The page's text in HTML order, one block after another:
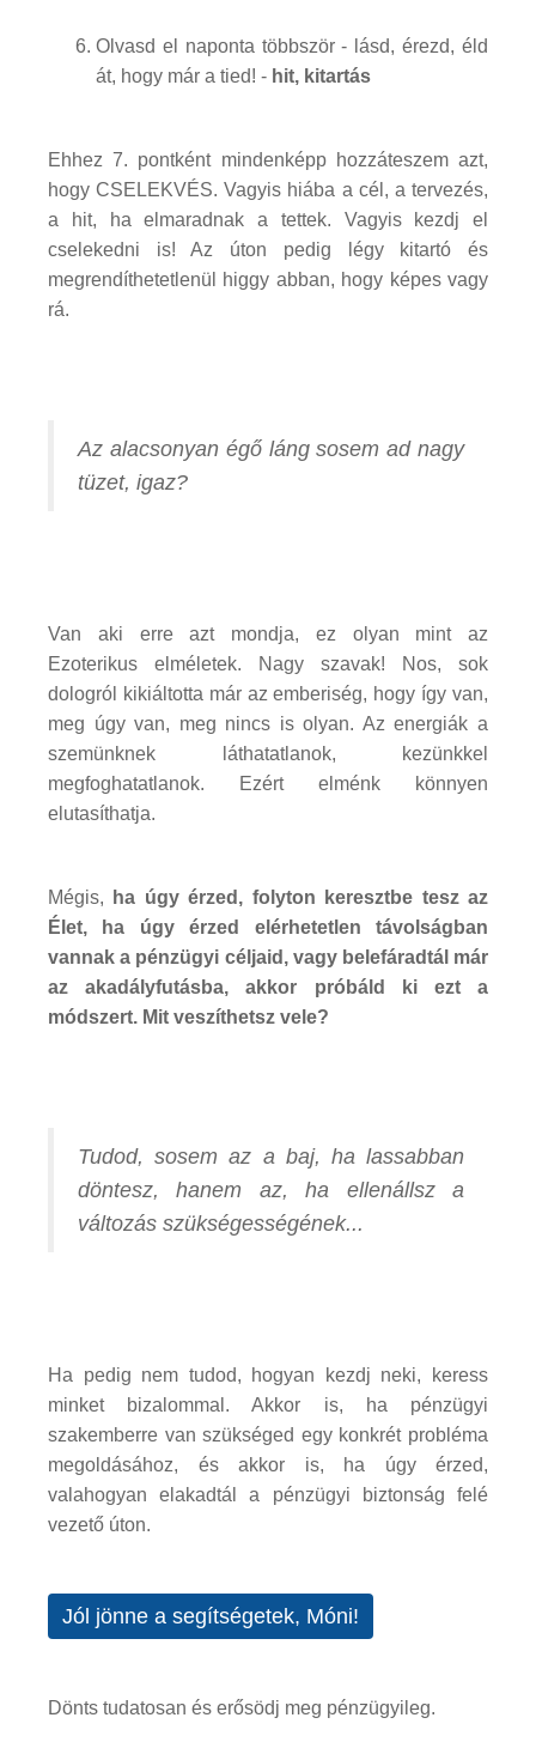
Olvasd el naponta többször - lásd, érezd, éld
át, hogy már a tied! - hit, kitartás
Ehhez 7. pontként mindenképp hozzáteszem azt,
hogy CSELEKVÉS. Vagyis hiába a cél, a tervezés,
a hit, ha elmaradnak a tettek. Vagyis kezdj el
cselekedni is! Az úton pedig légy kitartó és
megrendíthetetlenül higgy abban, hogy képes vagy
rá.
Az alacsonyan égő láng sosem ad nagy
tüzet, igaz?
Van aki erre azt mondja, ez olyan mint az
Ezoterikus elméletek. Nagy szavak! Nos, sok
dologról kikiáltotta már az emberiség, hogy így van,
meg úgy van, meg nincs is olyan. Az energiák a
szemünknek láthatatlanok, kezünkkel
megfoghatatlanok. Ezért elménk könnyen
elutasíthatja.
Mégis,
ha úgy érzed, folyton keresztbe tesz az
Élet, ha úgy érzed elérhetetlen távolságban
vannak a pénzügyi céljaid, vagy belefáradtál már
az akadályfutásba, akkor próbáld ki ezt a
módszert. Mit veszíthetsz vele?
Tudod, sosem az a baj, ha lassabban
döntesz, hanem az, ha ellenállsz a
változás szükségességének...
Ha pedig nem tudod, hogyan kezdj neki, keress
minket bizalommal. Akkor is, ha pénzügyi
szakemberre van szükséged egy konkrét probléma
megoldásához, és akkor is, ha úgy érzed,
valahogyan elakadtál a pénzügyi biztonság felé
vezető úton.
Jól jönne a segítségetek, Móni!
Dönts tudatosan és erősödj meg pénzügyileg.